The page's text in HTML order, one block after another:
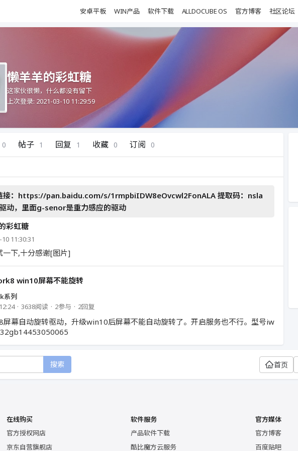
安卓平板 WIN产品 软件下载 ALLDOCUBE OS 官方博客 社区论坛
懒羊羊的彩虹糖
这家伙很懒，什么都没有留下
上次登录: 2021-03-10 11:29:59
0 帖子 1 回复 1 收藏 0 订阅 0
接：https://pan.baidu.com/s/1rmpbiIDW8eOvcwl2FonALA 提取码：nsla
动，里面g-senor是重力感应的驱动
彩虹糖
11:30:31
一下,十分感谢[图片]
win10屏幕不能旋转
系列
3638阅读 2参与 2回复
幕自动旋转驱动，升级win10后屏幕不能自动旋转了。开启服务也不行。型号iw
搜索 首页
在线购买
官方授权网店
京东自营旗舰店
软件服务
产品软件下载
酷比魔方云服务
官方媒体
官方博客
百度贴吧